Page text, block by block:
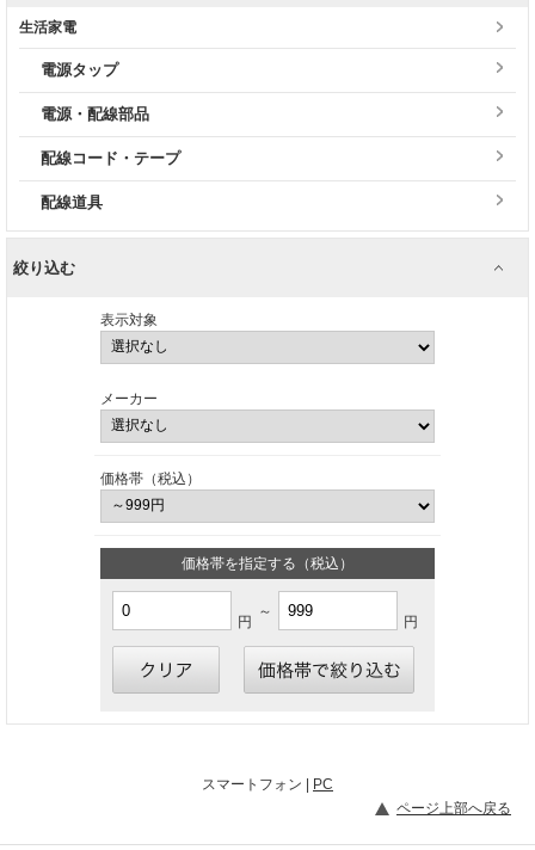
生活家電
電源タップ
電源・配線部品
配線コード・テープ
配線道具
絞り込む
表示対象
メーカー
価格帯（税込）
価格帯を指定する（税込）
円
～
円
スマートフォン | PC
ページ上部へ戻る